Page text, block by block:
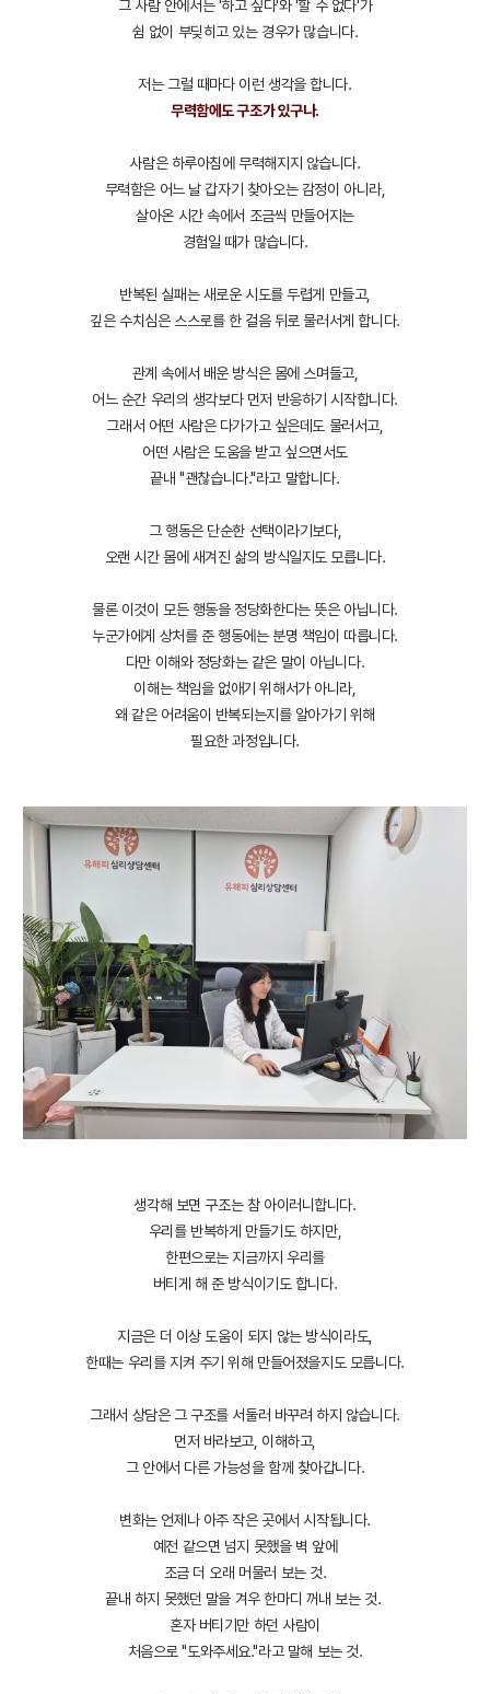
그 사람 안에서는 '하고 싶다'와 '할 수 없다'가
쉼 없이 부딪히고 있는 경우가 많습니다.
저는 그럴 때마다 이런 생각을 합니다.
무력함에도 구조가 있구나.
사람은 하루아침에 무력해지지 않습니다.
무력함은 어느 날 갑자기 찾아오는 감정이 아니라,
살아온 시간 속에서 조금씩 만들어지는
경험일 때가 많습니다.
반복된 실패는 새로운 시도를 두렵게 만들고,
깊은 수치심은 스스로를 한 걸음 뒤로 물러서게 합니다.
관계 속에서 배운 방식은 몸에 스며들고,
어느 순간 우리의 생각보다 먼저 반응하기 시작합니다.
그래서 어떤 사람은 다가가고 싶은데도 물러서고,
어떤 사람은 도움을 받고 싶으면서도
끝내 "괜찮습니다."라고 말합니다.
그 행동은 단순한 선택이라기보다,
오랜 시간 몸에 새겨진 삶의 방식일지도 모릅니다.
물론 이것이 모든 행동을 정당화한다는 뜻은 아닙니다.
누군가에게 상처를 준 행동에는 분명 책임이 따릅니다.
다만 이해와 정당화는 같은 말이 아닙니다.
이해는 책임을 없애기 위해서가 아니라,
왜 같은 어려움이 반복되는지를 알아가기 위해
필요한 과정입니다.
생각해 보면 구조는 참 아이러니합니다.
우리를 반복하게 만들기도 하지만,
한편으로는 지금까지 우리를
버티게 해 준 방식이기도 합니다.
지금은 더 이상 도움이 되지 않는 방식이라도,
한때는 우리를 지켜 주기 위해 만들어졌을지도 모릅니다.
그래서 상담은 그 구조를 서둘러 바꾸려 하지 않습니다.
먼저 바라보고, 이해하고,
그 안에서 다른 가능성을 함께 찾아갑니다.
변화는 언제나 아주 작은 곳에서 시작됩니다.
예전 같으면 넘지 못했을 벽 앞에
조금 더 오래 머물러 보는 것.
끝내 하지 못했던 말을 겨우 한마디 꺼내 보는 것.
혼자 버티기만 하던 사람이
처음으로 "도와주세요."라고 말해 보는 것.